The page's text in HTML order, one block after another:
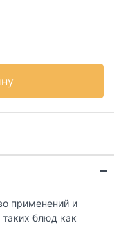
применений и
таких блюд как